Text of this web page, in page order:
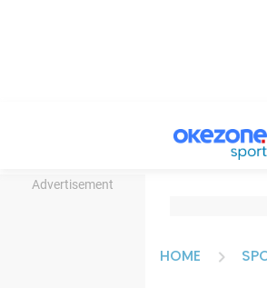
Advertisement
HOME